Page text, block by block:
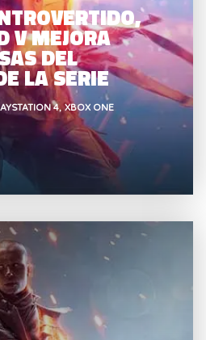
V MEJORA
DEL
LA SERIE
4 XBOX ONE